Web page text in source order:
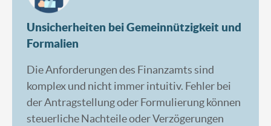
Unsicherheiten bei Gemeinnützigkeit und
Formalien
Die Anforderungen des Finanzamts sind
komplex und nicht immer intuitiv. Fehler bei
der Antragstellung oder Formulierung können
steuerliche Nachteile oder Verzögerungen